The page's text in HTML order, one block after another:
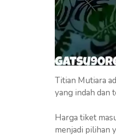
Titian Mutiara
yang indah dan
Harga tiket
menjadi pilihan